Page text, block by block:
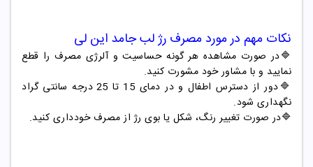
نکات مهم در مورد مصرف رژ لب جامد این لی
🔷در صورت مشاهده هر گونه حساسیت و آلرژی مصرف را قطع
نمایید و با مشاور خود مشورت کنید.
🔷دور از دسترس اطفال و در دمای 15 تا 25 درجه سانتی گراد
نگهداری شود.
🔷در صورت تغییر رنگ، شکل یا بوی رژ از مصرف خودداری کنید.